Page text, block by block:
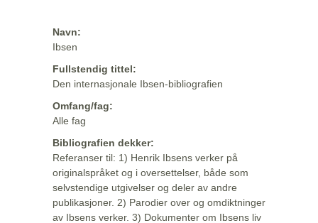
Navn:
Ibsen
Fullstendig tittel:
Den internasjonale Ibsen-bibliografien
Omfang/fag:
Alle fag
Bibliografien dekker:
Referanser til: 1) Henrik Ibsens verker på
originalspråket og i oversettelser, både som
selvstendige utgivelser og deler av andre
publikasjoner. 2) Parodier over og omdiktninger
av Ibsens verker. 3) Dokumenter om Ibsens liv